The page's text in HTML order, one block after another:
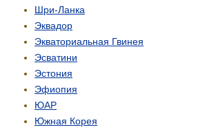
Шри-Ланка
Эквадор
Экваториальная Гвинея
Эсватини
Эстония
Эфиопия
ЮАР
Южная Корея